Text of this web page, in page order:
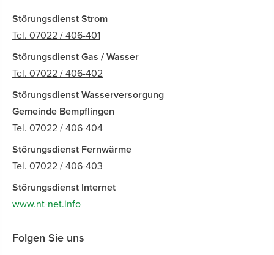
Störungsdienst Strom
Tel. 07022 / 406-401
Störungsdienst Gas / Wasser
Tel. 07022 / 406-402
Störungsdienst Wasserversorgung
Gemeinde Bempflingen
Tel. 07022 / 406-404
Störungsdienst Fernwärme
Tel. 07022 / 406-403
Störungsdienst Internet
www.nt-net.info
Folgen Sie uns